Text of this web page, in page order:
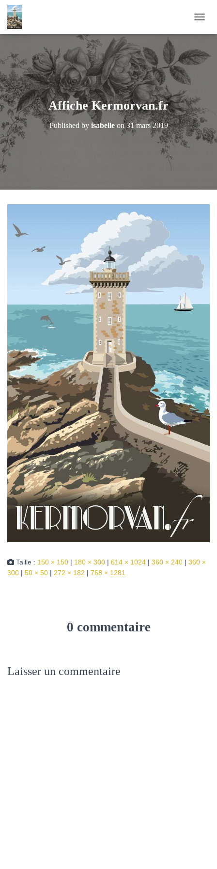
Affiche Kermorvan.fr
Published by isabelleon31 mars 2019
Taille : 150 × 150 | 180 × 300 | 614 × 1024 | 360 × 240 | 360 ×
300 | 50 × 50 | 272 × 182 | 768 × 1281
0 commentaire
Laisser un commentaire